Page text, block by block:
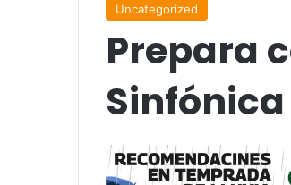
Uncategorized
Prepara
Sinfónica